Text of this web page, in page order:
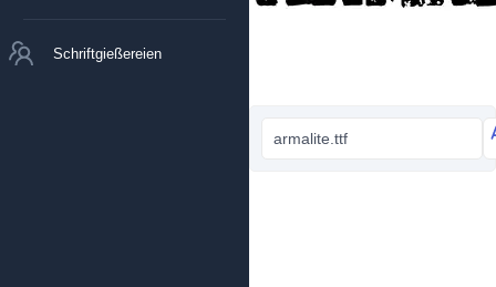
Schriftgießereien
armalite.ttf